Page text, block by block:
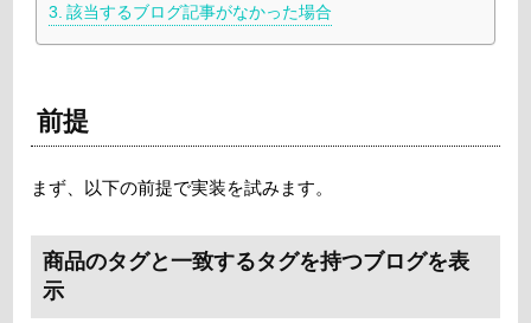
該当するブログ記事がなかった場合
前提
まず、以下の前提で実装を試みます。
商品のタグと一致するタグを持つブログを表
示